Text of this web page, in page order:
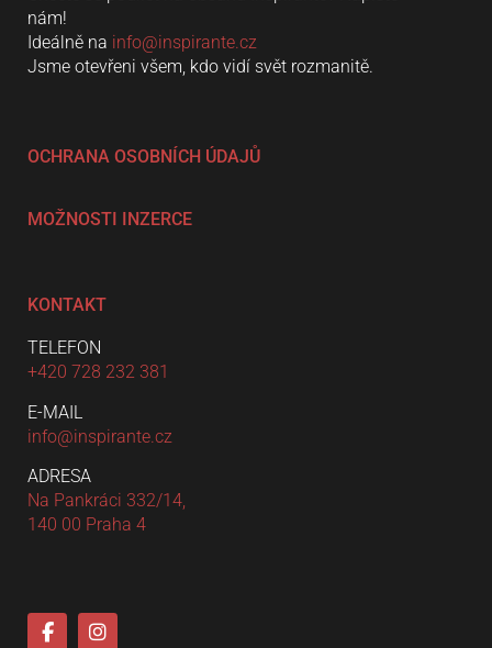
nám!
Ideálně na info@inspirante.cz
Jsme otevřeni všem, kdo vidí svět rozmanitě.
OCHRANA OSOBNÍCH ÚDAJŮ
MOŽNOSTI INZERCE
KONTAKT
TELEFON
+420 728 232 381
E-MAIL
info@inspirante.cz
ADRESA
Na Pankráci 332/14,
140 00 Praha 4